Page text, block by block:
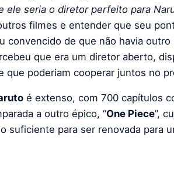
ele seria o diretor perfeito para
filmes e entender que seu
convencido de que não havia
que era um diretor aberto,
que poderiam cooperar juntos no
é extenso, com 700 capítulos
a outro épico, “One Piece”,
suficiente para ser renovada para